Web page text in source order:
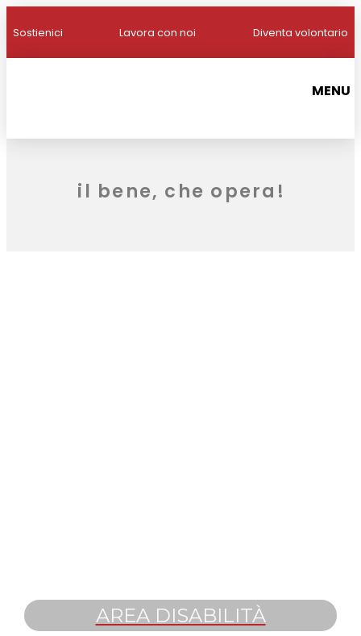
Sostienici Lavora con noi Diventa volontario
MENU
il bene, che opera!
AREA DISABILITÀ